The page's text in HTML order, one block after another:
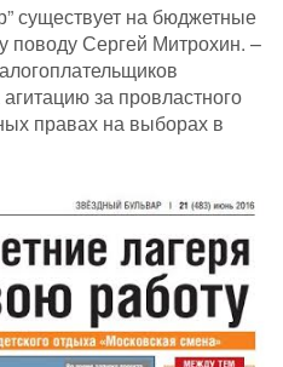
существует на бюджетные
поводу Сергей Митрохин. –
за провластного
правах на выборах в